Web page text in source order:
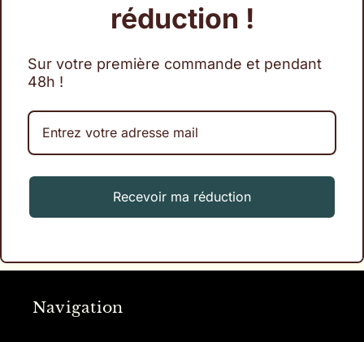
réduction !
Sur votre première commande et pendant
48h !
Recevoir ma réduction
Navigation